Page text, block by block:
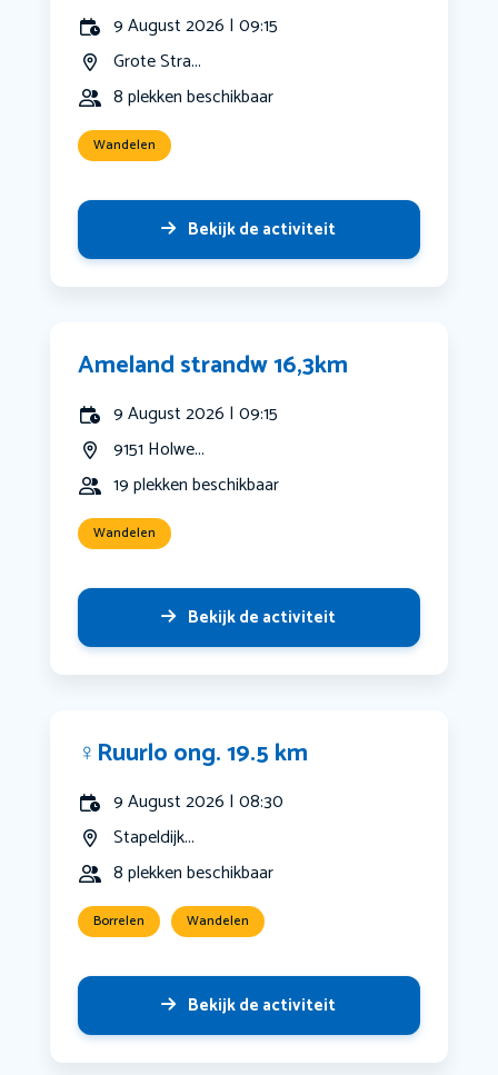
9 August 2026 | 09:15
Grote Stra...
8 plekken beschikbaar
Wandelen
Bekijk de activiteit
Ameland strandw 16,3km
9 August 2026 | 09:15
9151 Holwe...
19 plekken beschikbaar
Wandelen
Bekijk de activiteit
‍♀️Ruurlo ong. 19.5 km
9 August 2026 | 08:30
Stapeldijk...
8 plekken beschikbaar
Borrelen Wandelen
Bekijk de activiteit